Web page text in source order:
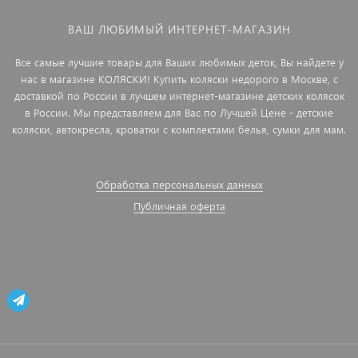
ВАШ ЛЮБИМЫЙ ИНТЕРНЕТ-МАГАЗИН
Все самые лучшие товары для Ваших любимых деток, Вы найдете у
нас в магазине КОЛЯСКИ! Купить коляски недорого в Москве, с
доставкой по России в лучшем интернет-магазине детских колясок
в России. Мы представляем для Вас по Лучшей Цене - детские
коляски, автокресла, кроватки с комплектами белья, сумки для мам.
Обработка персональных данных
Публичная оферта